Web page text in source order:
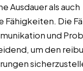
Ausdauer als auch
Fähigkeiten. Die
und
um den